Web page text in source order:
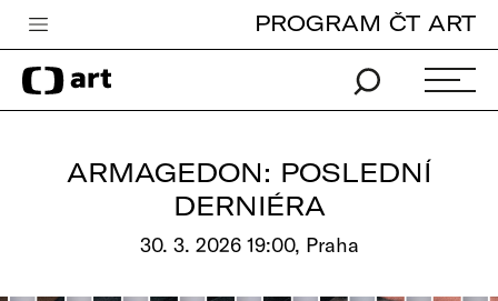
Česká televize
Zpravodajství
PROGRAM ČT ART
ARMAGEDON: POSLEDNÍ
DERNIÉRA
30. 3. 2026 19:00, Praha